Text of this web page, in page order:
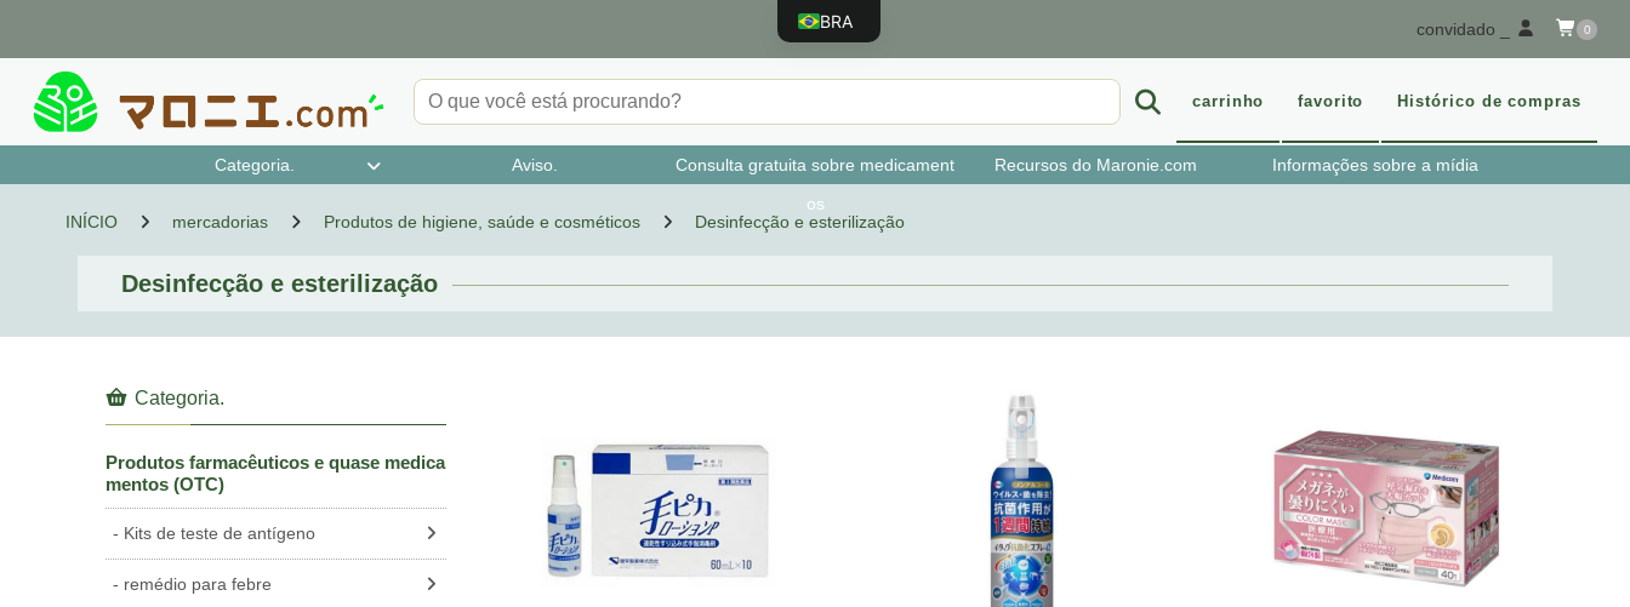
convidado _ 0
carrinho favorito Histórico de compras
Categoria.
Aviso.
Consulta gratuita sobre medicament
os
Recursos do Maronie.com Informações sobre a mídia
INÍCIO mercadorias Produtos de higiene, saúde e cosméticos Desinfecção e esterilização
Desinfecção e esterilização
Categoria.
Produtos farmacêuticos e quase medica
mentos (OTC)
Kits de teste de antígeno
remédio para febre
BRA
JPN
CHN
TWN
KOR
ESP